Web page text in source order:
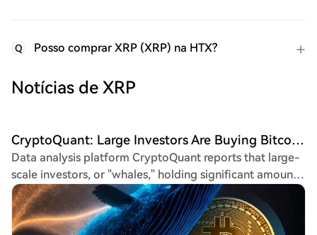
Q Posso comprar XRP (XRP) na HTX?
Notícias de XRP
CryptoQuant: Large Investors Are Buying Bitcoin, Ethereum, and XRP, the Bear Market May Be Approaching Its Final Stage!
Data analysis platform CryptoQuant reports that large-
scale investors, or "whales," holding significant amounts
of Bitcoin (BTC), Ethereum (ETH), and XRP have
recently increased their positions. The company
suggests this trend may indicate the prolonged crypto